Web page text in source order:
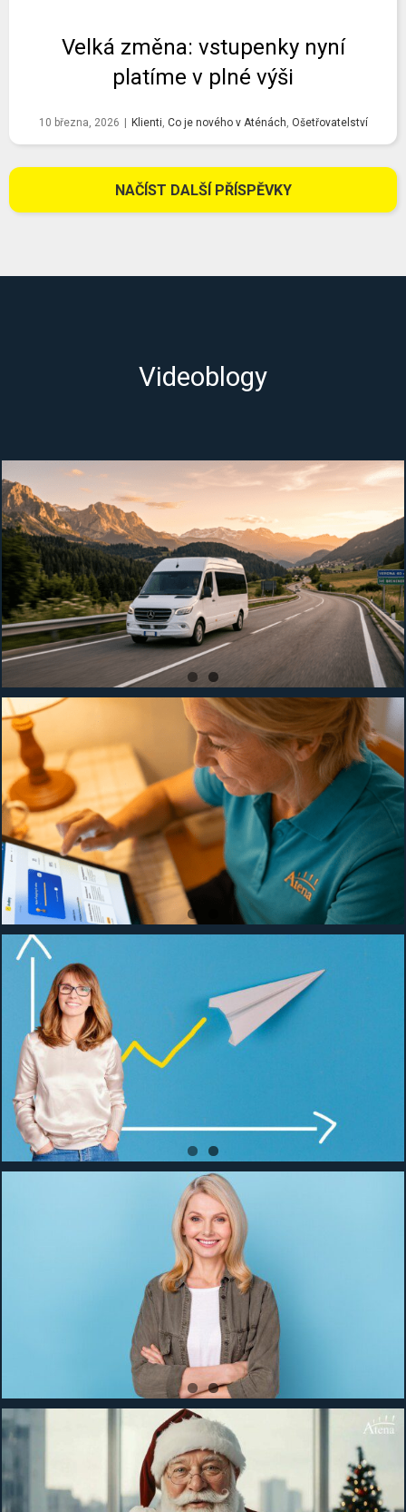
Velká změna: vstupenky nyní
platíme v plné výši
10 března, 2026 Klienti, Co je nového v Aténách, Ošetřovatelství
NAČÍST DALŠÍ PŘÍSPĚVKY
Videoblogy